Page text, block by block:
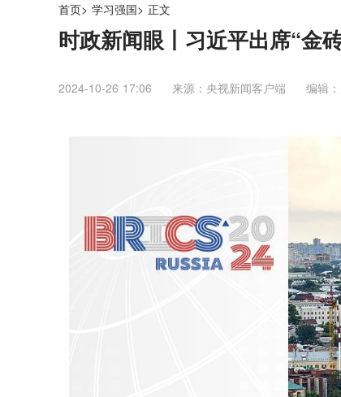
首页> 学习强国> 正文
时政新闻眼丨习近平出席“金
2024-10-26 17:06 来源：央视新闻客户端 编辑